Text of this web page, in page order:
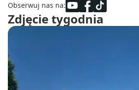
Obserwuj nas na:
Zdjęcie tygodnia